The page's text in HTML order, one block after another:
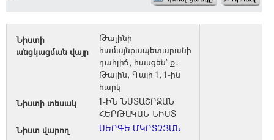
Նիստի
անցկացման վայր
Թալինի
համայնքապետարանի
դահլիճ, հասցեն` ք․
Թալին, Գայի 1, 1-ին
հարկ
Նիստի տեսակ
1-ԻՆ ՆՍՏԱՇՐՋԱՆ
ՀԵՐԹԱԿԱՆ ՆԻՍՏ
Նիստ վարող
ՍԵՐԳԵ ՄԿՐՏՉՅԱՆ